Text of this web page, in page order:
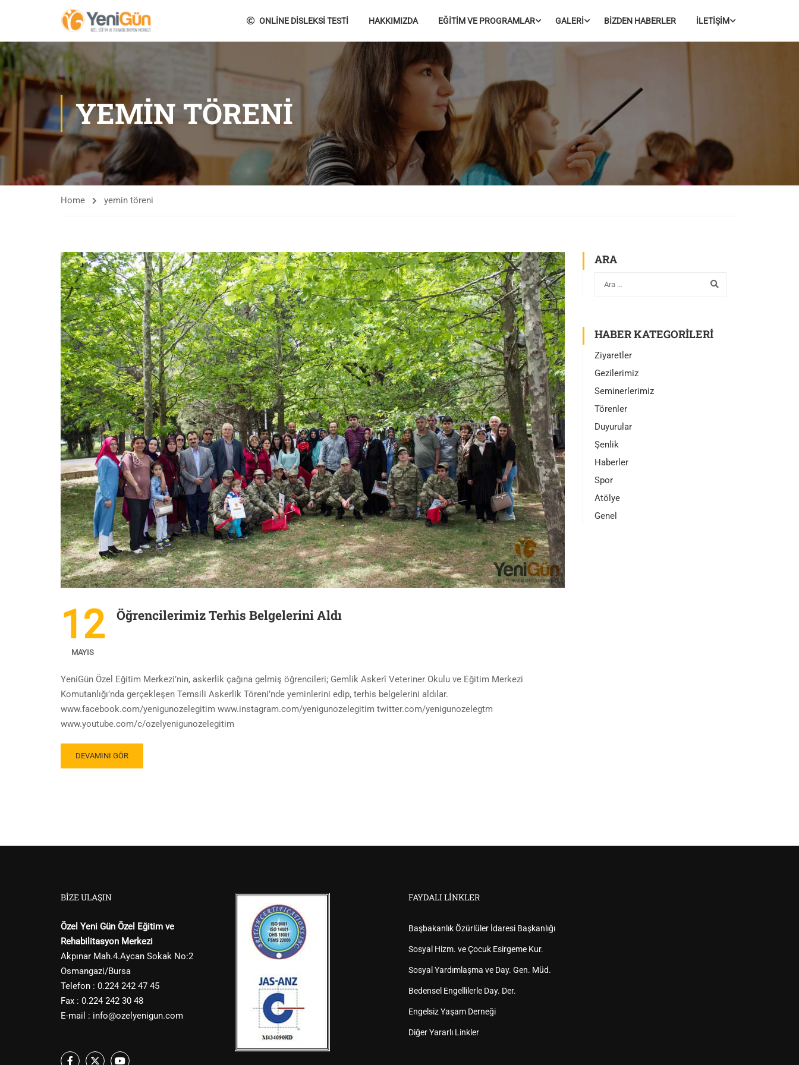
ONLİNE DİSLEKSİ TESTİ HAKKIMIZDA EĞİTİM VE PROGRAMLAR GALERİ BİZDEN HABERLER İLETİŞİM
YEMIN TÖRENI
Home yemin töreni
12
MAYIS
Öğrencilerimiz Terhis Belgelerini Aldı
YeniGün Özel Eğitim Merkezi’nin, askerlik çağına gelmiş öğrencileri; Gemlik Askerî Veteriner Okulu ve Eğitim Merkezi
Komutanlığı’nda gerçekleşen Temsili Askerlik Töreni’nde yeminlerini edip, terhis belgelerini aldılar.
www.facebook.com/yenigunozelegitim www.instagram.com/yenigunozelegitim twitter.com/yenigunozelegtm
www.youtube.com/c/ozelyenigunozelegitim
DEVAMINI GÖR
ARA
HABER KATEGORILERI
Ziyaretler
Gezilerimiz
Seminerlerimiz
Törenler
Duyurular
Şenlik
Haberler
Spor
Atölye
Genel
BIZE ULAŞIN
Özel Yeni Gün Özel Eğitim ve
Rehabilitasyon Merkezi
Akpınar Mah.4.Aycan Sokak No:2
Osmangazi/Bursa
Telefon : 0.224 242 47 45
Fax : 0.224 242 30 48
E-mail : info@ozelyenigun.com
FAYDALI LINKLER
Başbakanlık Özürlüler İdaresi Başkanlığı
Sosyal Hizm. ve Çocuk Esirgeme Kur.
Sosyal Yardımlaşma ve Day. Gen. Müd.
Bedensel Engellilerle Day. Der.
Engelsiz Yaşam Derneği
Diğer Yararlı Linkler